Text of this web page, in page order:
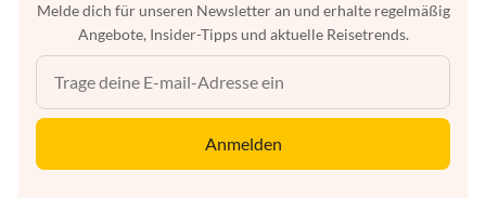
Melde dich für unseren Newsletter an und erhalte regelmäßig
Angebote, Insider-Tipps und aktuelle Reisetrends.
Anmelden